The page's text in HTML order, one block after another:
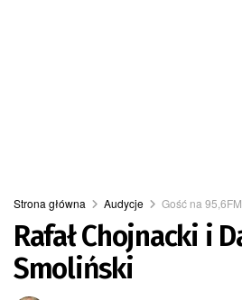
Strona główna Audycje Gość na 95,6FM
Rafał Chojnacki i
Smoliński